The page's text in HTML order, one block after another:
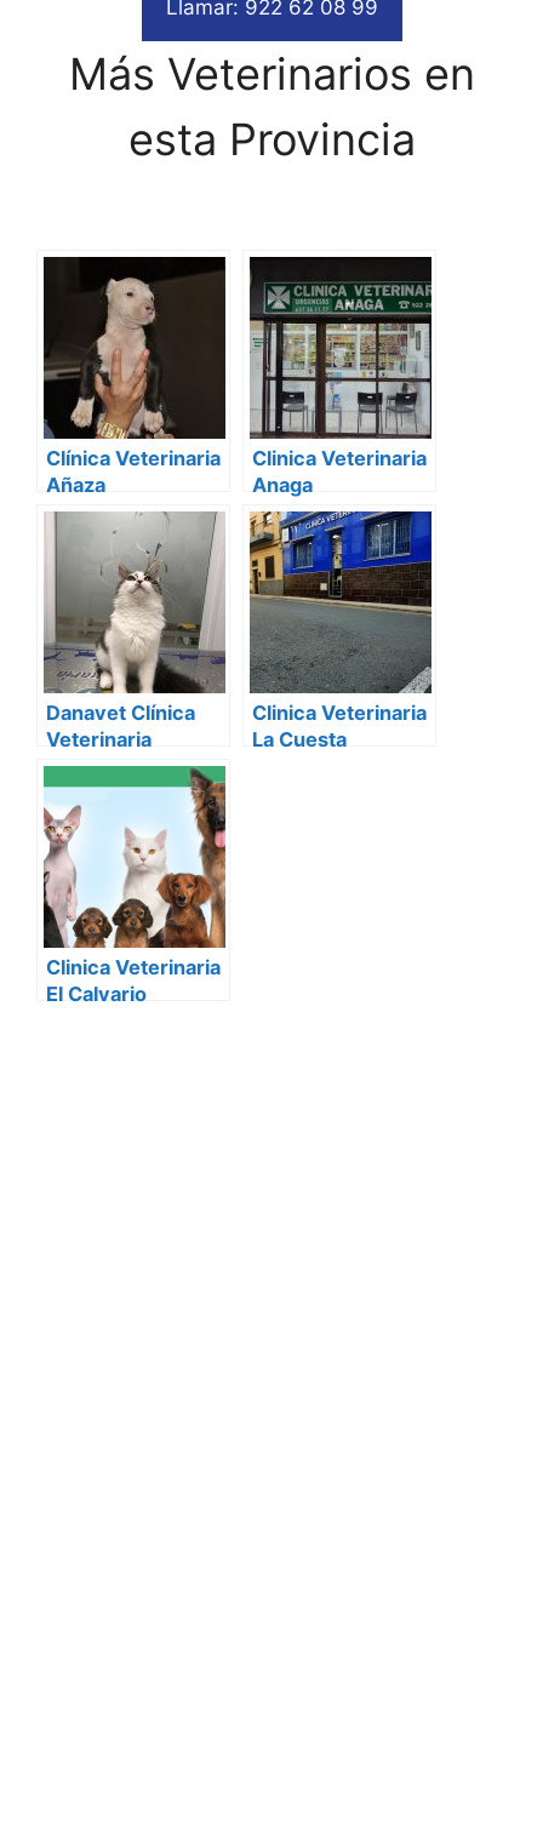
Llamar: 922 62 08 99
Más Veterinarios en
esta Provincia
Clínica Veterinaria
Añaza
Clinica Veterinaria
Anaga
Danavet Clínica
Veterinaria
Clinica Veterinaria
La Cuesta
Clinica Veterinaria
El Calvario